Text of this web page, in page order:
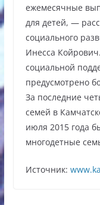
ежемесячные
для детей, —
социального
Инесса
социальной
предусмотрено
За последние
семей в
июля 2015 года
многодетные
Источник: